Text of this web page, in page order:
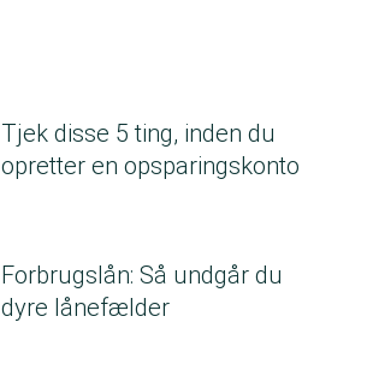
Tjek disse 5 ting, inden du
opretter en opsparingskonto
Forbrugslån: Så undgår du
dyre lånefælder